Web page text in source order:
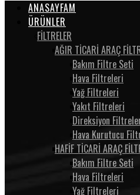
ANASAYFAM
ÜRÜNLER
FİLTRELER
AĞIR TİCARİ ARAÇ
Bakım Filtre Seti
Hava Filtreleri
Yağ Filtreleri
Yakıt Filtreleri
Direksiyon
Hava Kurutucu
HAFİF TİCARİ ARAÇ
Bakım Filtre Seti
Hava Filtreleri
Yağ Filtreleri